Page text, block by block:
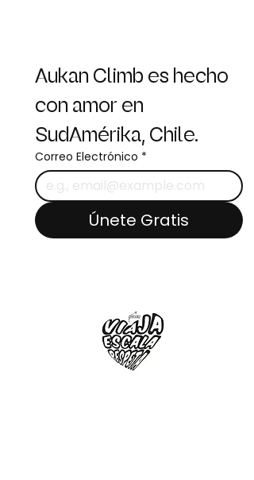
Aukan Climb es hecho
con amor en
SudAmérika, Chile.
Correo Electrónico *
Únete Gratis